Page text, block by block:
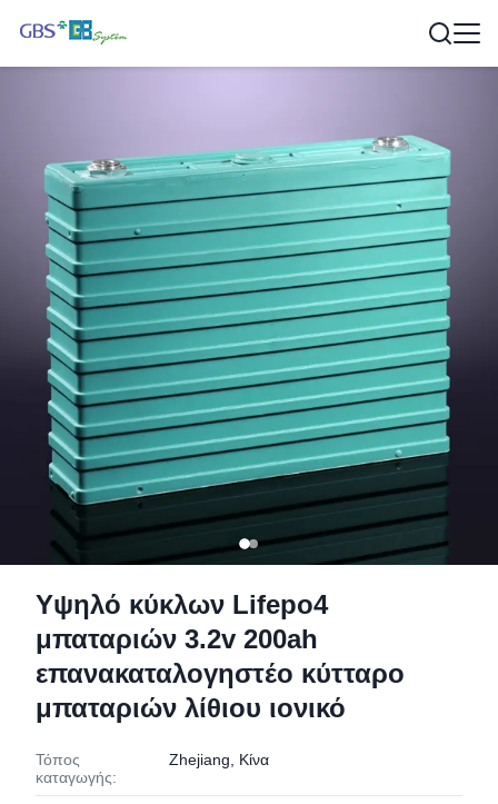
Υψηλό κύκλων Lifepo4
μπαταριών 3.2v 200ah
επανακαταλογηστέο κύτταρο
μπαταριών λίθιου ιονικό
Τόπος
καταγωγής:
Zhejiang, Κίνα